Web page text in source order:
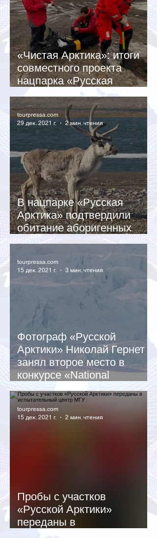
«Чистая Арктика»: итоги
совместного проекта
нацпарка «Русская
Арктика» и «Роснефти»
В нацпарке «Русская
Арктика» подтвердили
обитание аборигенных
новоземельских оленей
tourpressa.com
29 дек. 2021 г.
2 мин. чтения
Фотограф «Русской
Арктики» Николай Гернет
занял второе место в
конкурсе «National
Geographic Россия»
tourpressa.com
15 дек. 2021 г.
3 мин. чтения
Пробы с участков
«Русской Арктики»
переданы в
испытательный центр МГУ
tourpressa.com
15 дек. 2021 г.
2 мин. чтения